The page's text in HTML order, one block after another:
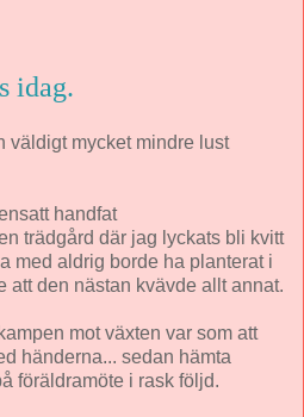
idag.
väldigt mycket mindre lust
handfat
trädgård där jag lyckats bli kvitt
med aldrig borde ha planterat i
att den nästan kvävde allt annat.
mot växten var som att
händerna... sedan hämta
föräldramöte i rask följd.